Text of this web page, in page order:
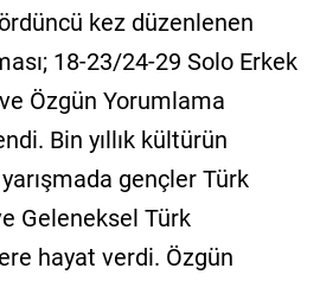
kez düzenlenen
18-23/24-29 Solo Erkek
Özgün Yorumlama
Bin yıllık kültürün
yarışmada gençler Türk
Geleneksel Türk
hayat verdi. Özgün